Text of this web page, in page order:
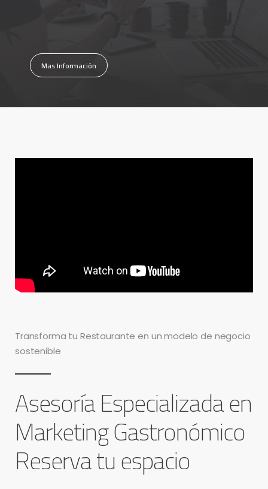
Mas Información
Transforma tu Restaurante en un modelo de negocio
sostenible
Asesoría Especializada en
Marketing Gastronómico
Reserva tu espacio